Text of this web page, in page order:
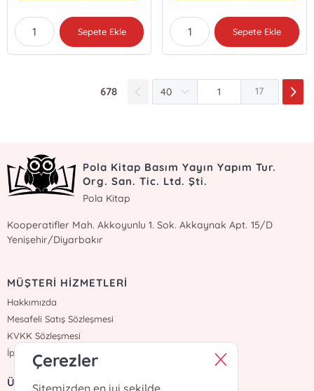
Sepete Ekle Sepete Ekle
678 17
Pola Kitap Basım Yayın Yapım Tur.
Org. San. Tic. Ltd. Şti.
Pola Kitap
Kooperatifler Mah. Akkoyunlu 1. Sok. Akkaynak Apt. 15/D
Yenişehir/Diyarbakır
MÜŞTERİ HİZMETLERİ
Hakkımızda
Mesafeli Satış Sözleşmesi
KVKK Sözleşmesi
İptal İade
ÜYELİK
Çerezler
Sitemizden en iyi şekilde